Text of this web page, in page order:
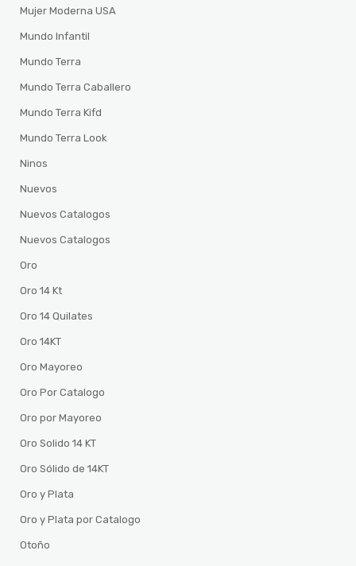
Mujer Moderna USA
Mundo Infantil
Mundo Terra
Mundo Terra Caballero
Mundo Terra Kifd
Mundo Terra Look
Ninos
Nuevos
Nuevos Catalogos
Nuevos Catalogos
Oro
Oro 14 Kt
Oro 14 Quilates
Oro 14KT
Oro Mayoreo
Oro Por Catalogo
Oro por Mayoreo
Oro Solido 14 KT
Oro Sólido de 14KT
Oro y Plata
Oro y Plata por Catalogo
Otoño